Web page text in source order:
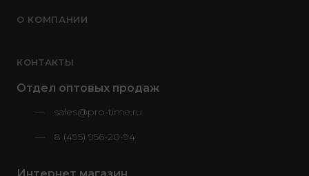
О КОМПАНИИ
КОНТАКТЫ
Отдел оптовых продаж
sales@pro-time.ru
8 (495) 956-20-94